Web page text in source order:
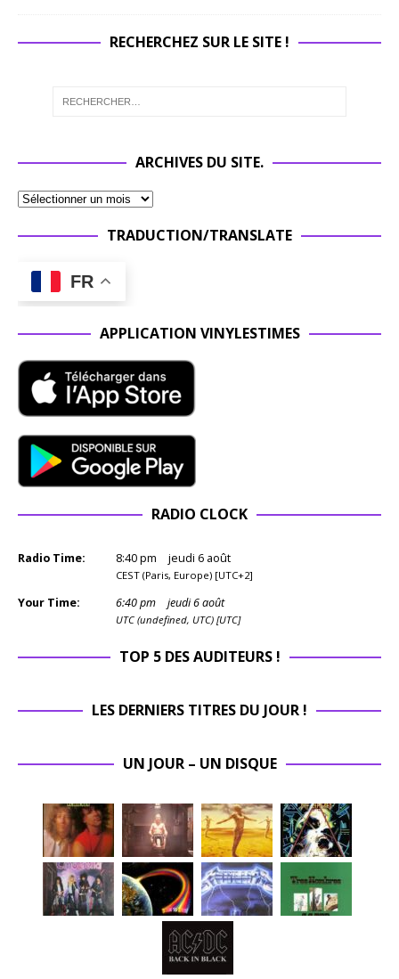
RECHERCHEZ SUR LE SITE !
ARCHIVES DU SITE.
TRADUCTION/TRANSLATE
FR
APPLICATION VINYLESTIMES
RADIO CLOCK
Radio Time: 8:40pm jeudi 6 août
CEST (Paris, Europe) [UTC+2]
Your Time: 6:40pm jeudi 6 août
UTC (undefined, UTC) [UTC]
TOP 5 DES AUDITEURS !
LES DERNIERS TITRES DU JOUR !
UN JOUR – UN DISQUE